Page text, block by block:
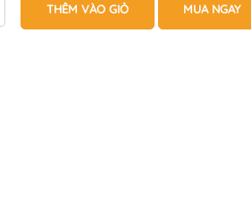
#dongutreem
THÊM VÀO GIỎ MUA NGAY